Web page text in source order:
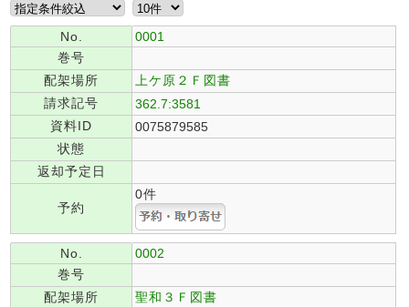
No.
0001
巻号
配架場所
上ケ原２Ｆ図書
請求記号
362.7:3581
資料ID
0075879585
状態
返却予定日
予約
0件
No.
0002
巻号
配架場所
聖和３Ｆ図書